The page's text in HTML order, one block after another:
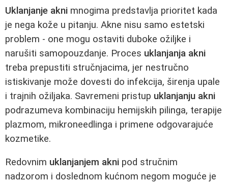
Uklanjanje akni mnogima predstavlja prioritet kada
je nega kože u pitanju. Akne nisu samo estetski
problem - one mogu ostaviti duboke ožiljke i
narušiti samopouzdanje. Proces uklanjanja akni
treba prepustiti stručnjacima, jer nestručno
istiskivanje može dovesti do infekcija, širenja upale
i trajnih ožiljaka. Savremeni pristup uklanjanju akni
podrazumeva kombinaciju hemijskih pilinga, terapije
plazmom, mikroneedlinga i primene odgovarajuće
kozmetike.
Redovnim uklanjanjem akni pod stručnim
nadzorom i doslednom kućnom negom moguće je